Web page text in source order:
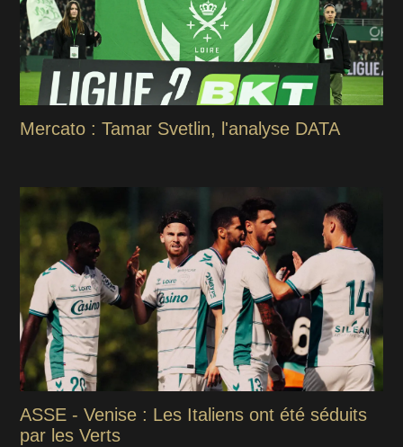
Mercato : Tamar Svetlin, l'analyse DATA
ASSE - Venise : Les Italiens ont été séduits
par les Verts